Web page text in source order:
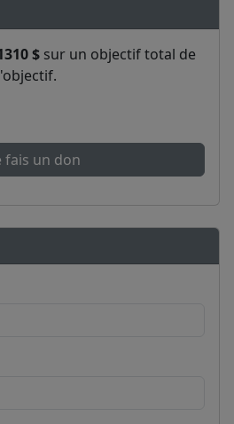
$ sur un objectif total de
fais un don